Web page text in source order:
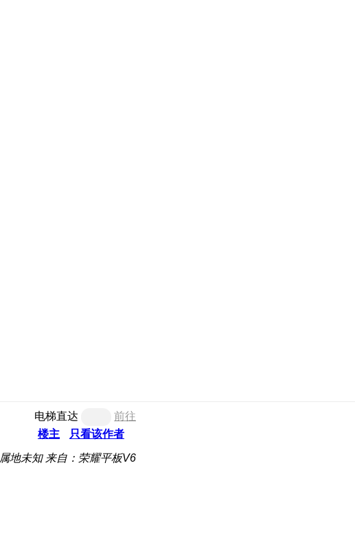
电梯直达
前往
楼主
只看该作者
属地未知 来自：荣耀平板V6